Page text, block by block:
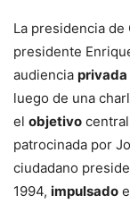
La presidencia de
presidente
audiencia privada
luego de una
el objetivo
patrocinada por
ciudadano
1994, impulsado